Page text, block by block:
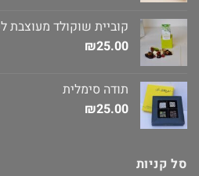
קוביית שוקולד מעוצבת
₪25.00
תודה סימלית
₪25.00
סל קניות